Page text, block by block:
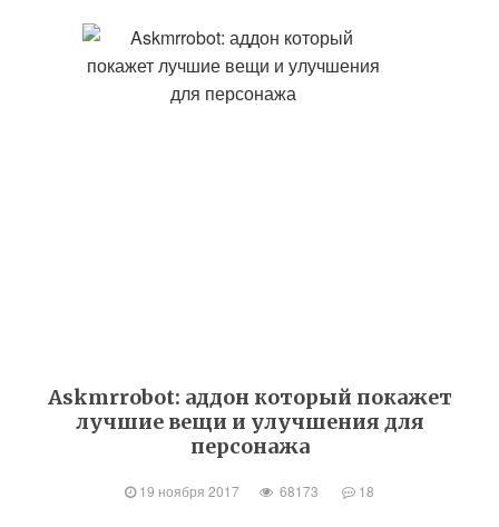
Askmrrobot: аддон который покажет
лучшие вещи и улучшения для
персонажа
19 ноября 2017 68173 18